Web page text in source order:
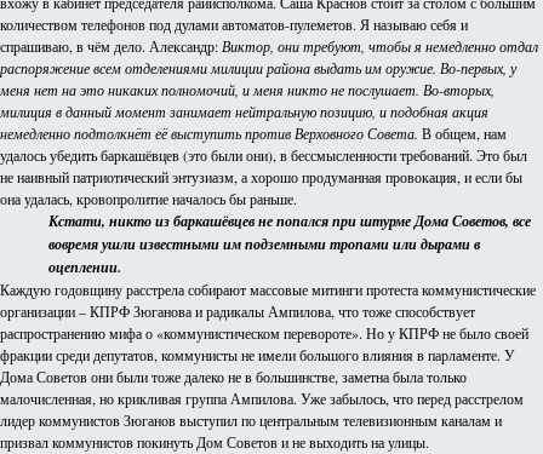
количеством телефонов под дулами автоматов-пулеметов. Я называю себя и
спрашиваю, в чём дело. Александр: Виктор, они требуют, чтобы я немедленно отдал
распоряжение всем отделениями милиции района выдать им оружие. Во-первых, у
меня нет на это никаких полномочий, и меня никто не послушает. Во-вторых,
милиция в данный момент занимает нейтральную позицию, и подобная акция
немедленно подтолкнёт её выступить против Верховного Совета. В общем, нам
удалось убедить баркашёвцев (это были они), в бессмысленности требований. Это был
не наивный патриотический энтузиазм, а хорошо продуманная провокация, и если бы
она удалась, кровопролитие началось бы раньше.
Кстати, никто из баркашёвцев не попался при штурме Дома Советов, все
вовремя ушли известными им подземными тропами или дырами в
оцеплении.
Каждую годовщину расстрела собирают массовые митинги протеста коммунистические
организации – КПРФ Зюганова и радикалы Ампилова, что тоже способствует
распространению мифа о «коммунистическом перевороте». Но у КПРФ не было своей
фракции среди депутатов, коммунисты не имели большого влияния в парламенте. У
Дома Советов они были тоже далеко не в большинстве, заметна была только
малочисленная, но крикливая группа Ампилова. Уже забылось, что перед расстрелом
лидер коммунистов Зюганов выступил по центральным телевизионным каналам и
призвал коммунистов покинуть Дом Советов и не выходить на улицы.